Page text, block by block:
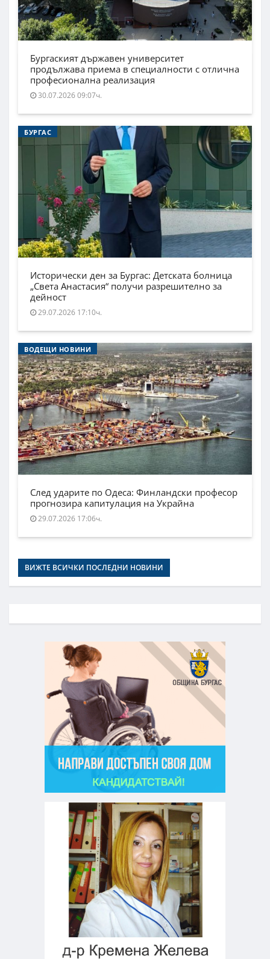
Бургаският държавен университет
продължава приема в специалности с отлична
професионална реализация
30.07.2026 09:07ч.
БУРГАС
Исторически ден за Бургас: Детската болница
„Света Анастасия“ получи разрешително за
дейност
29.07.2026 17:10ч.
ВОДЕЩИ НОВИНИ
След ударите по Одеса: Финландски професор
прогнозира капитулация на Украйна
29.07.2026 17:06ч.
ВИЖТЕ ВСИЧКИ ПОСЛЕДНИ НОВИНИ